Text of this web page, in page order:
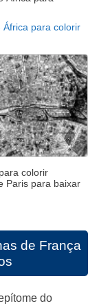
África para colorir
colorir
Paris para baixar
de França
do